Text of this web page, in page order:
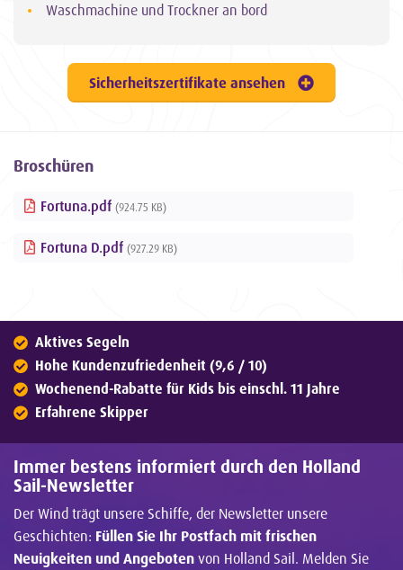
Waschmachine und Trockner an bord
Sicherheitszertifikate ansehen
Broschüren
Fortuna.pdf (924.75 KB)
Fortuna D.pdf (927.29 KB)
Aktives Segeln
Hohe Kundenzufriedenheit (9,6 / 10)
Wochenend-Rabatte für Kids bis einschl. 11 Jahre
Erfahrene Skipper
Immer bestens informiert durch den Holland
Sail-Newsletter
Der Wind trägt unsere Schiffe, der Newsletter unsere
Geschichten: Füllen Sie Ihr Postfach mit frischen
Neuigkeiten und Angeboten von Holland Sail. Melden Sie